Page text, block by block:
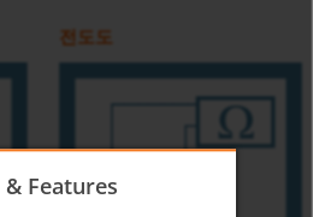
전도도
& Features